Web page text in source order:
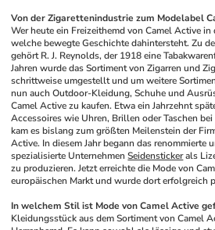
Von der Zigarettenindustrie zum Modelabel
Wer heute ein Freizeithemd von Camel Active
welche bewegte Geschichte dahintersteht. Zu
gehört R. J. Reynolds, der 1918 eine
Jahren wurde das Sortiment von Zigarren und
schrittweise umgestellt und um weitere
nun auch Outdoor-Kleidung, Schuhe und
Camel Active zu kaufen. Etwa ein Jahrzehnt
Accessoires wie Uhren, Brillen oder Taschen
kam es bislang zum größten Meilenstein der
Active. In diesem Jahr begann das renommierte
spezialisierte Unternehmen Seidensticker als
zu produzieren. Jetzt erreichte die Mode von
europäischen Markt und wurde dort erfolgreich
In welchem Stil ist Mode von Camel Active
Kleidungsstück aus dem Sortiment von Camel